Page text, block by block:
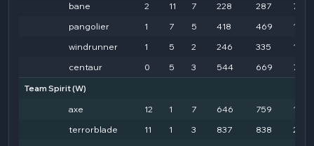
bane
2 11 7 228 287
7968
pangolier
1 7 5 418 469
windrunner
1 5 2 246 335
12132
centaur
0 5 3 544 669
7475
Team Spirit(W)
axe
12 1 7 646 759
terrorblade
11 1 3 837 838